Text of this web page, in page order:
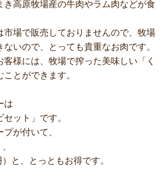
き高原牧場産の牛肉やラム肉などが食
市場で販売しておりませんので、牧場
いので、とっても貴重なお肉です。
様には、牧場で搾った美味しい「く
とができます。
は
セット」です。
が付いて、
と、とっともお得です。